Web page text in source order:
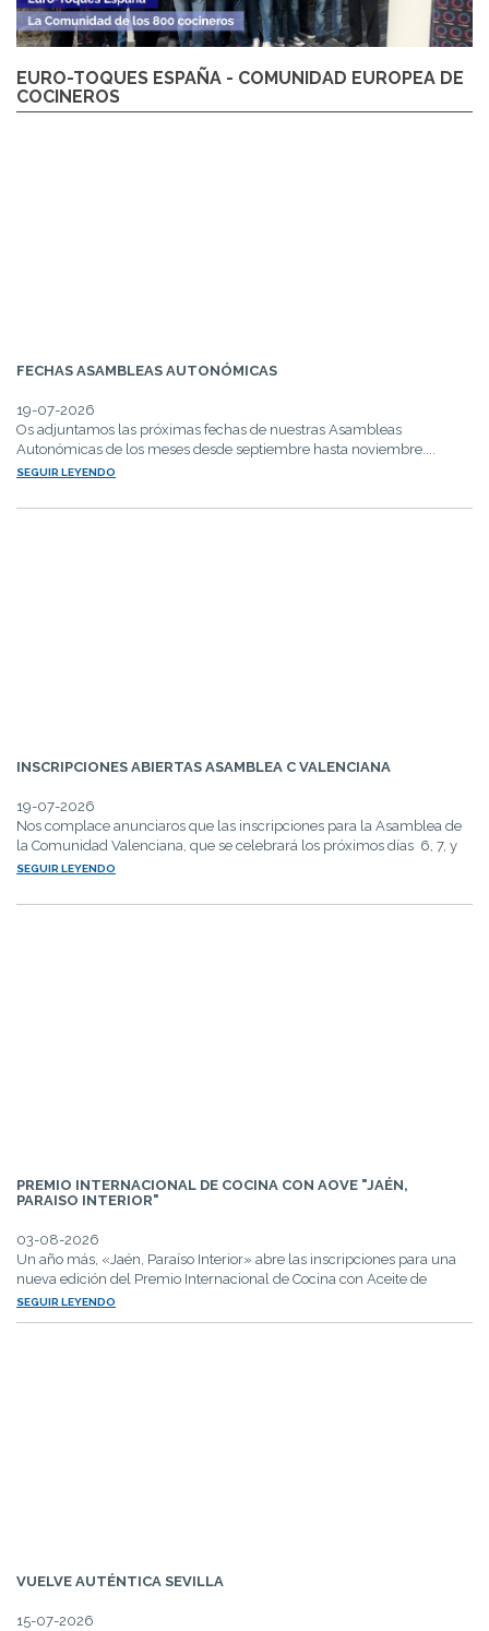
EURO-TOQUES ESPAÑA - COMUNIDAD EUROPEA DE
COCINEROS
FECHAS ASAMBLEAS AUTONÓMICAS
19-07-2026
Os adjuntamos las próximas fechas de nuestras Asambleas
Autonómicas de los meses desde septiembre hasta noviembre....
SEGUIR LEYENDO
INSCRIPCIONES ABIERTAS ASAMBLEA C VALENCIANA
19-07-2026
Nos complace anunciaros que las inscripciones para la Asamblea de
la Comunidad Valenciana, que se celebrará los próximos días 6, 7, y
8...
SEGUIR LEYENDO
PREMIO INTERNACIONAL DE COCINA CON AOVE "JAÉN,
PARAISO INTERIOR"
03-08-2026
Un año más, «Jaén, Paraíso Interior» abre las inscripciones para una
nueva edición del Premio Internacional de Cocina con Aceite de
Oliva...
SEGUIR LEYENDO
VUELVE AUTÉNTICA SEVILLA
15-07-2026